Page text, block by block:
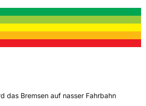
das Bremsen auf nasser Fahrbahn